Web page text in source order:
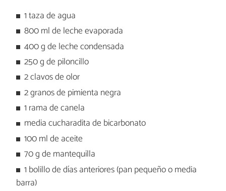
1 taza de agua
800 ml de leche evaporada
400 g de leche condensada
250 g de piloncillo
2 clavos de olor
2 granos de pimienta negra
1 rama de canela
media cucharadita de bicarbonato
100 ml de aceite
70 g de mantequilla
1 bolillo de días anteriores (pan pequeño o media
barra)